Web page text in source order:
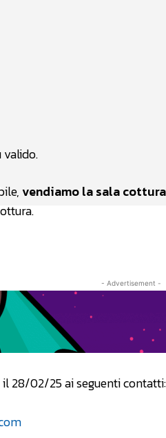
valido.
vendiamo la sala
- Advertisement -
28/02/25 ai seguenti contatti: